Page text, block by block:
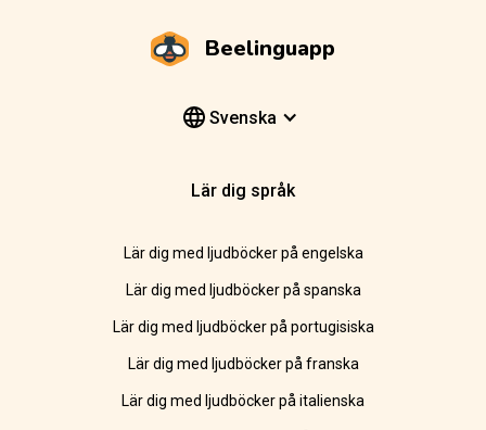
Beelinguapp
Svenska
Lär dig språk
Lär dig med ljudböcker på engelska
Lär dig med ljudböcker på spanska
Lär dig med ljudböcker på portugisiska
Lär dig med ljudböcker på franska
Lär dig med ljudböcker på italienska